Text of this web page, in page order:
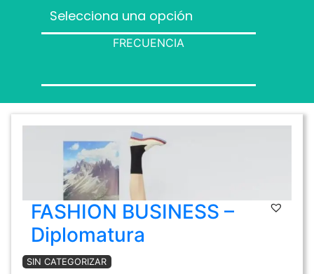
FRECUENCIA
FASHION BUSINESS –
Diplomatura
SIN CATEGORIZAR